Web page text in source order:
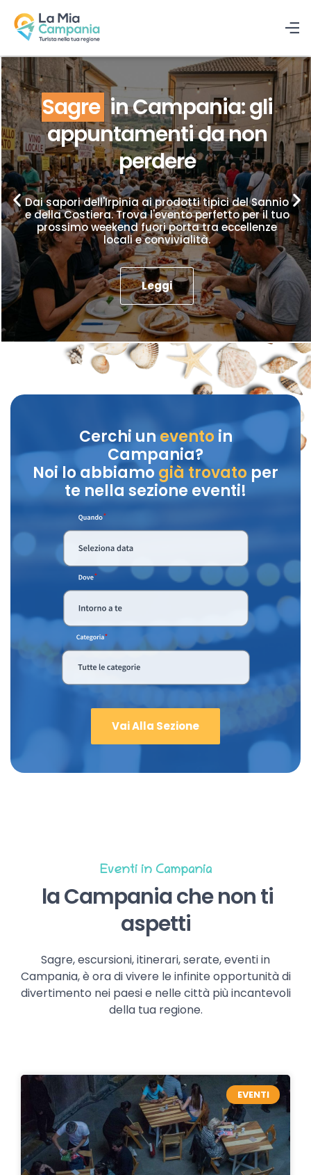
Sagre in Campania: gli
appuntamenti da non
perdere
Dai sapori dell'Irpinia ai prodotti tipici del Sannio
e della Costiera. Trova l'evento perfetto per il tuo
prossimo weekend fuori porta tra eccellenze
locali e convivialità.
Leggi
Cerchi unevento in
Campania?
Noi lo abbiamo già trovatoper
te nella sezione eventi!
Vai Alla Sezione
Eventi in Campania
la Campania che non ti
aspetti
Sagre, escursioni, itinerari, serate, eventi in
Campania, è ora di vivere le infinite opportunità di
divertimento nei paesi e nelle città più incantevoli
della tua regione.
EVENTI